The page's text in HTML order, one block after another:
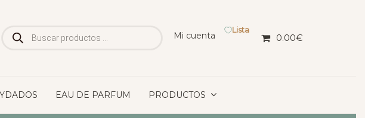
de
productos
Mi cuenta
Lista
0.00€
EAU DE PARFUM PRODUCTOS